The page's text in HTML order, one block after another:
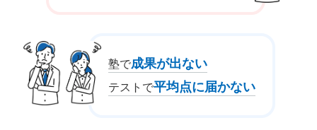
塾で成果が出ない
テストで平均点に届かない